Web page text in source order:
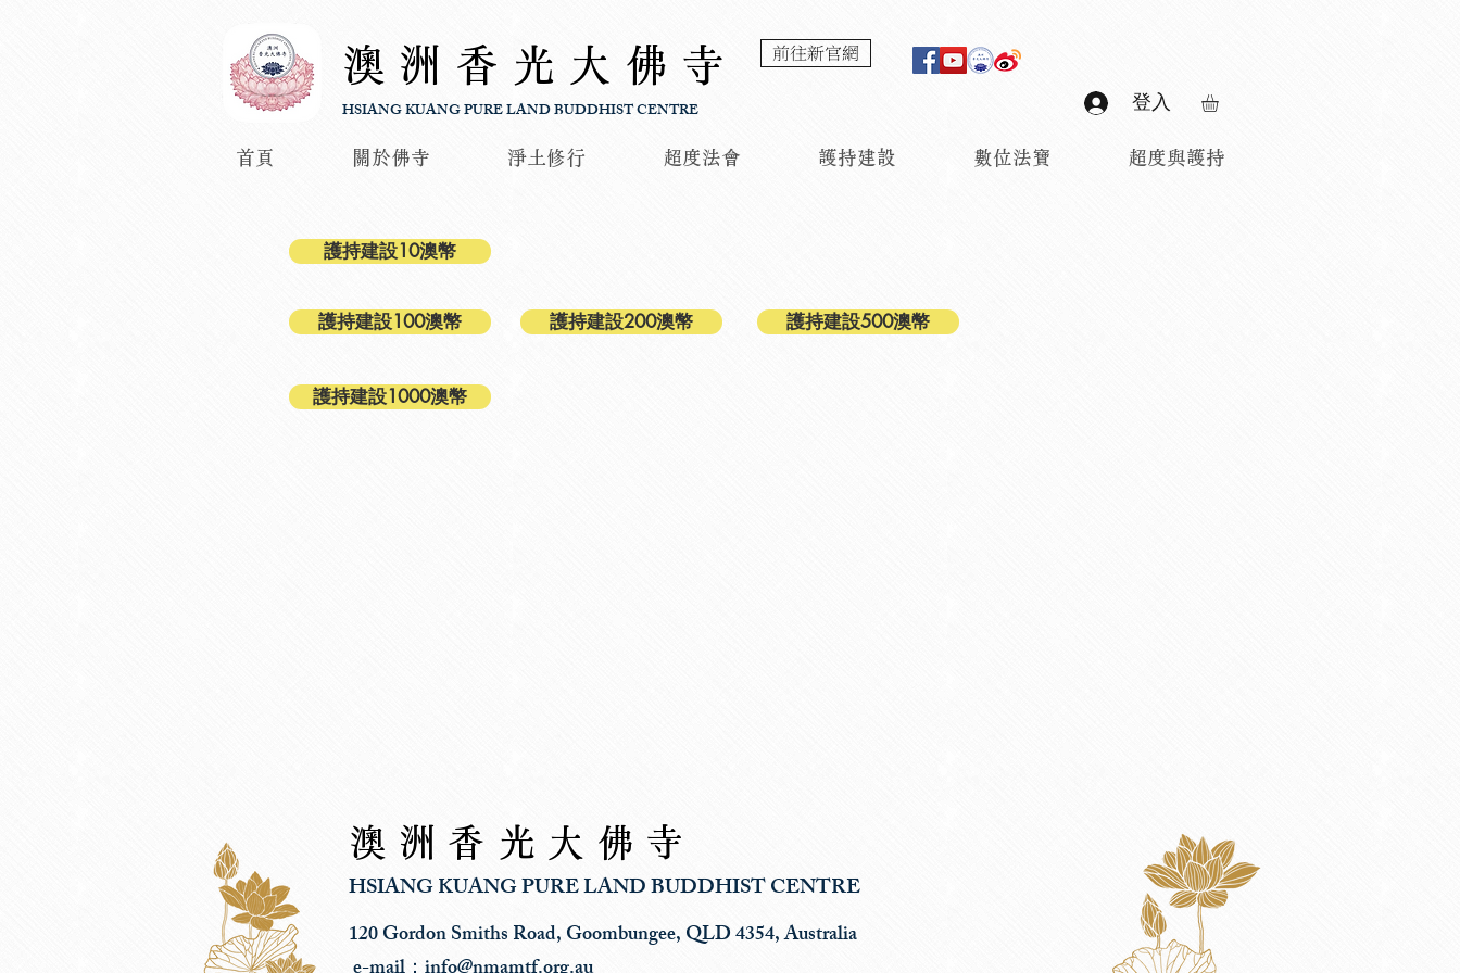
澳洲香光大佛寺
HSIANG KUANG PURE LAND BUDDHIST CENTRE
前往新官網
登入
首頁 關於佛寺 淨土修行 超度法會 護持建設 數位法寶 超度與護持
護持建設10澳幣
護持建設100澳幣 護持建設200澳幣 護持建設500澳幣
護持建設1000澳幣
澳洲香光大佛寺
HSIANG KUANG PURE LAND BUDDHIST CENTRE
120 Gordon Smiths Road, Goombungee, QLD 4354, Australia